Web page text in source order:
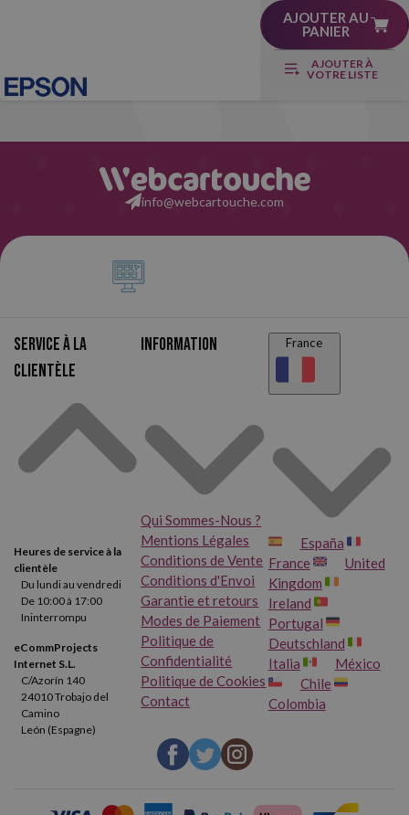
AJOUTER AU
PANIER
AJOUTER À
VOTRE LISTE
info@webcartouche.com
Service à la
clientèle
Heures de service à la
clientèle
Du lundi au vendredi
De 10:00 à 17:00
Ininterrompu
eCommProjects
Internet S.L.
C/Azorín 140
24010 Trobajo del
Camino
León (Espagne)
Information
Qui Sommes-Nous ?
Mentions Légales
Conditions de Vente
Conditions d'Envoi
Garantie et retours
Modes de Paiement
Politique de
Confidentialité
Politique de Cookies
Contact
France
España
France
United
Kingdom
Ireland
Portugal
Deutschland
Italia
México
Chile
Colombia